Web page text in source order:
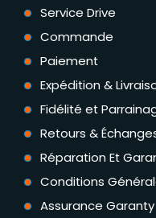
Service Drive
Commande
Paiement
Expédition &
Fidélité et
Retours &
Réparation Et
Conditions
Assurance Garanty